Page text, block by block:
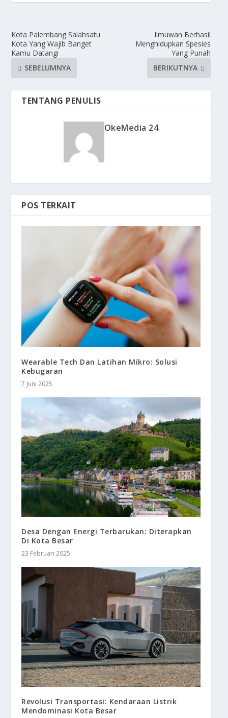
Kota Palembang Salahsatu
Kota Yang Wajib Banget
Kamu Datangi
SEBELUMNYA
Ilmuwan Berhasil
Menghidupkan Spesies
Yang Punah
BERIKUTNYA
TENTANG PENULIS
OkeMedia 24
POS TERKAIT
Wearable Tech Dan Latihan Mikro: Solusi
Kebugaran
7 Juni 2025
Desa Dengan Energi Terbarukan: Diterapkan
Di Kota Besar
23 Februari 2025
Revolusi Transportasi: Kendaraan Listrik
Mendominasi Kota Besar